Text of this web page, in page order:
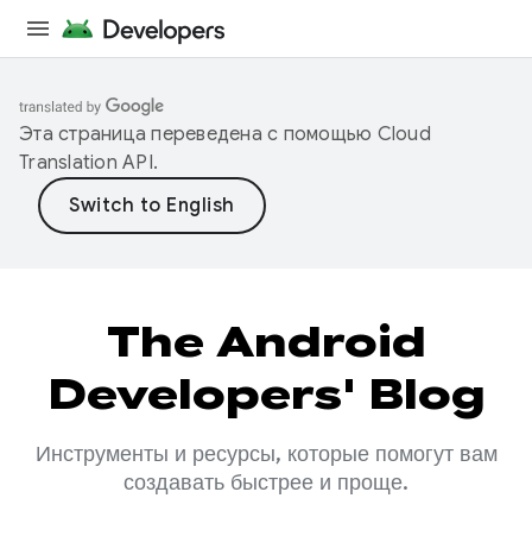
Эта страница переведена с помощью Cloud
Translation API.
The Android
Developers' Blog
Инструменты и ресурсы, которые помогут вам
создавать быстрее и проще.